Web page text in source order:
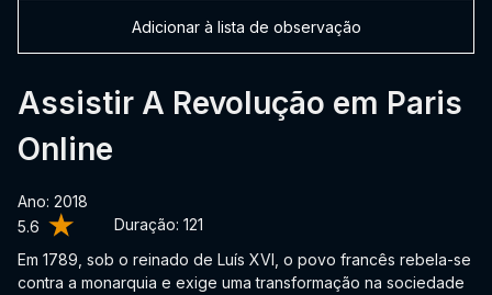
5.6 Duração: 121
Assistir A Revolução em Paris
Online
Ano: 2018
Em 1789, sob o reinado de Luís XVI, o povo francês rebela-se
contra a monarquia e exige uma transformação na sociedade
Adicionar à lista de observação